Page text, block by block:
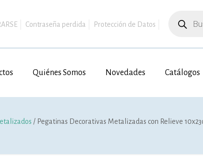
Contraseña perdida Protección de Datos
productos
Quiénes Somos Novedades Catálogos
/ Pegatinas Decorativas Metalizadas con Relieve